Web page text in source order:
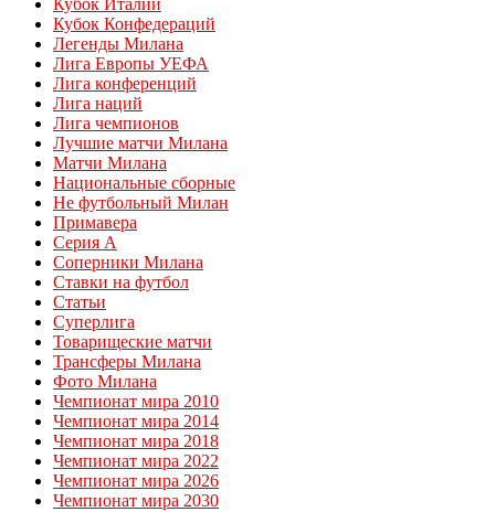
Кубок Италии
Кубок Конфедераций
Легенды Милана
Лига Европы УЕФА
Лига конференций
Лига наций
Лига чемпионов
Лучшие матчи Милана
Матчи Милана
Национальные сборные
Не футбольный Милан
Примавера
Серия А
Соперники Милана
Ставки на футбол
Статьи
Суперлига
Товарищеские матчи
Трансферы Милана
Фото Милана
Чемпионат мира 2010
Чемпионат мира 2014
Чемпионат мира 2018
Чемпионат мира 2022
Чемпионат мира 2026
Чемпионат мира 2030